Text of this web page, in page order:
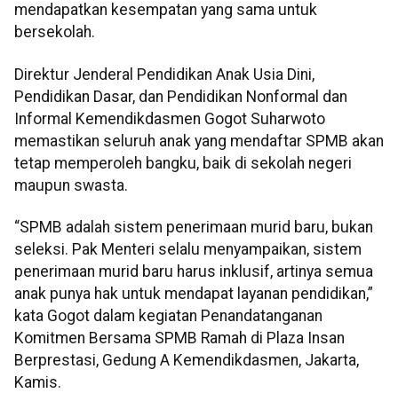
mendapatkan kesempatan yang sama untuk
bersekolah.
Direktur Jenderal Pendidikan Anak Usia Dini,
Pendidikan Dasar, dan Pendidikan Nonformal dan
Informal Kemendikdasmen Gogot Suharwoto
memastikan seluruh anak yang mendaftar SPMB akan
tetap memperoleh bangku, baik di sekolah negeri
maupun swasta.
“SPMB adalah sistem penerimaan murid baru, bukan
seleksi. Pak Menteri selalu menyampaikan, sistem
penerimaan murid baru harus inklusif, artinya semua
anak punya hak untuk mendapat layanan pendidikan,”
kata Gogot dalam kegiatan Penandatanganan
Komitmen Bersama SPMB Ramah di Plaza Insan
Berprestasi, Gedung A Kemendikdasmen, Jakarta,
Kamis.